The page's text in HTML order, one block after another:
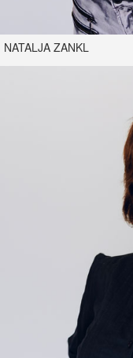
NATALJA ZANKL